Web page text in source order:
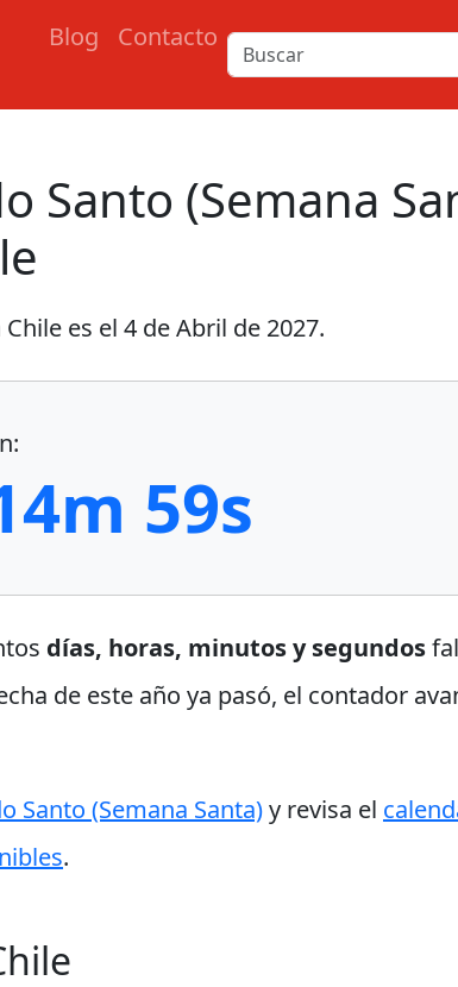
Blog Contacto
Santo (Semana
es el 4 de Abril de 2027.
59s
días, horas, minutos y segundos
de este año ya pasó, el contador
Santo (Semana Santa)y revisa el
.